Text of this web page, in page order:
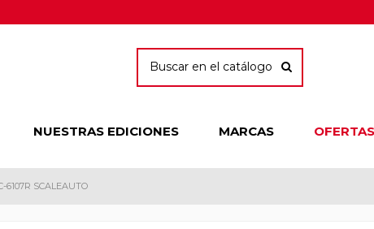
NUESTRAS EDICIONES MARCAS OFERTAS
6107R SCALEAUTO